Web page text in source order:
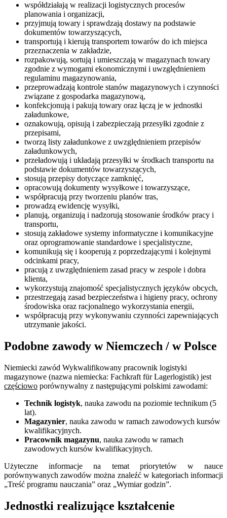
współdziałają w realizacji logistycznych procesów
planowania i organizacji,
przyjmują towary i sprawdzają dostawy na podstawie
dokumentów towarzyszących,
transportują i kierują transportem towarów do ich miejsca
przeznaczenia w zakładzie,
rozpakowują, sortują i umieszczają w magazynach towary
zgodnie z wymogami ekonomicznymi i uwzględnieniem
regulaminu magazynowania,
przeprowadzają kontrole stanów magazynowych i czynności
związane z gospodarka magazynową,
konfekcjonują i pakują towary oraz łączą je w jednostki
załadunkowe,
oznakowują, opisują i zabezpieczają przesyłki zgodnie z
przepisami,
tworzą listy załadunkowe z uwzględnieniem przepisów
załadunkowych,
przeładowują i układają przesyłki w środkach transportu na
podstawie dokumentów towarzyszących,
stosują przepisy dotyczące zamknięć,
opracowują dokumenty wysyłkowe i towarzyszące,
współpracują przy tworzeniu planów tras,
prowadzą ewidencję wysyłki,
planują, organizują i nadzorują stosowanie środków pracy i
transportu,
stosują zakładowe systemy informatyczne i komunikacyjne
oraz oprogramowanie standardowe i specjalistyczne,
komunikują się i kooperują z poprzedzającymi i kolejnymi
odcinkami pracy,
pracują z uwzględnieniem zasad pracy w zespole i dobra
klienta,
wykorzystują znajomość specjalistycznych języków obcych,
przestrzegają zasad bezpieczeństwa i higieny pracy, ochrony
środowiska oraz racjonalnego wykorzystania energii,
współpracują przy wykonywaniu czynności zapewniających
utrzymanie jakości.
Podobne zawody w Niemczech / w Polsce
Niemiecki zawód Wykwalifikowany pracownik logistyki
magazynowe (nazwa niemiecka: Fachkraft für Lagerlogistik) jest
częściowo porównywalny z następującymi polskimi zawodami:
Technik logistyk, nauka zawodu na poziomie technikum (5
lat).
Magazynier, nauka zawodu w ramach zawodowych kursów
kwalifikacyjnych.
Pracownik magazynu, nauka zawodu w ramach
zawodowych kursów kwalifikacyjnych.
Użyteczne informacje na temat priorytetów w nauce
porównywanych zawodów można znaleźć w kategoriach informacji
„Treść programu nauczania” oraz „Wymiar godzin”.
Jednostki realizujące kształcenie